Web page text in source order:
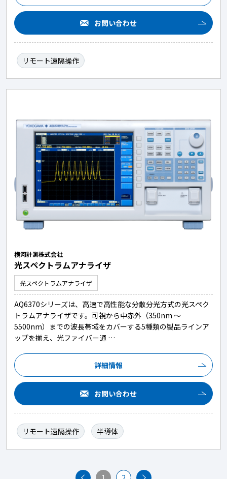
お問い合わせ
リモート遠隔操作
横河計測株式会社
光スペクトラムアナライザ
光スペクトラムアナライザ
AQ6370シリーズは、高速で高性能な分散分光方式の光スペク
トラムアナライザです。可視から中赤外（350nm ～
5500nm）までの波長帯域をカバーする5種類の製品ラインア
ップを揃え、光ファイバー通 …
詳細情報
お問い合わせ
リモート遠隔操作 半導体